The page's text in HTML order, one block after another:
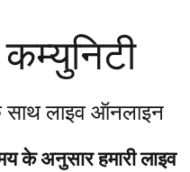
लाइव ऑनलाइन
के अनुसार हमारी लाइव